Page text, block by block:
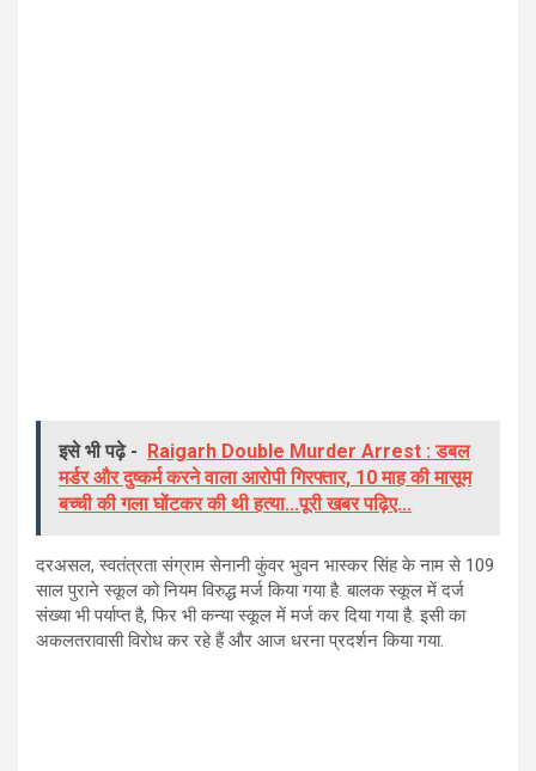
इसे भी पढ़े -
Raigarh Double Murder Arrest : डबल
मर्डर और दुष्कर्म करने वाला आरोपी गिरफ्तार, 10 माह की मासूम
बच्ची की गला घोंटकर की थी हत्या...पूरी खबर पढ़िए...
दरअसल, स्वतंत्रता संग्राम सेनानी कुंवर भुवन भास्कर सिंह के नाम से 109
साल पुराने स्कूल को नियम विरुद्ध मर्ज किया गया है. बालक स्कूल में दर्ज
संख्या भी पर्याप्त है, फिर भी कन्या स्कूल में मर्ज कर दिया गया है. इसी का
अकलतरावासी विरोध कर रहे हैं और आज धरना प्रदर्शन किया गया.